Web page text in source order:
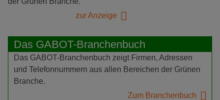
zur Anzeige
Das GABOT-Branchenbuch
Das GABOT-Branchenbuch zeigt Firmen, Adressen
und Telefonnummern aus allen Bereichen der Grünen
Branche.
Zum Branchenbuch